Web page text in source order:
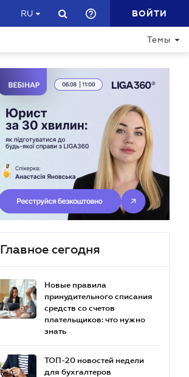
RU ВОЙТИ
Темы
Главное сегодня
Новые правила
принудительного списания
средств со счетов
плательщиков: что нужно
знать
ТОП-20 новостей недели
для бухгалтеров